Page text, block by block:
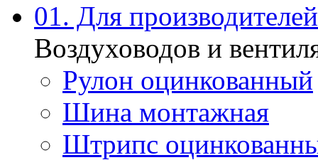
01. Для производителей
Воздуховодов и
Рулон оцинкованный
Шина монтажная
Штрипс